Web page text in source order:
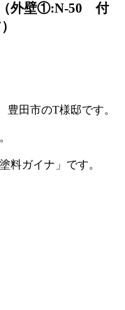
（外壁①:N-50 付
田市のT様邸です。
料ガイナ」です。